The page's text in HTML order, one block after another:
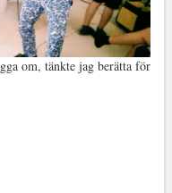
om, tänkte jag berätta för